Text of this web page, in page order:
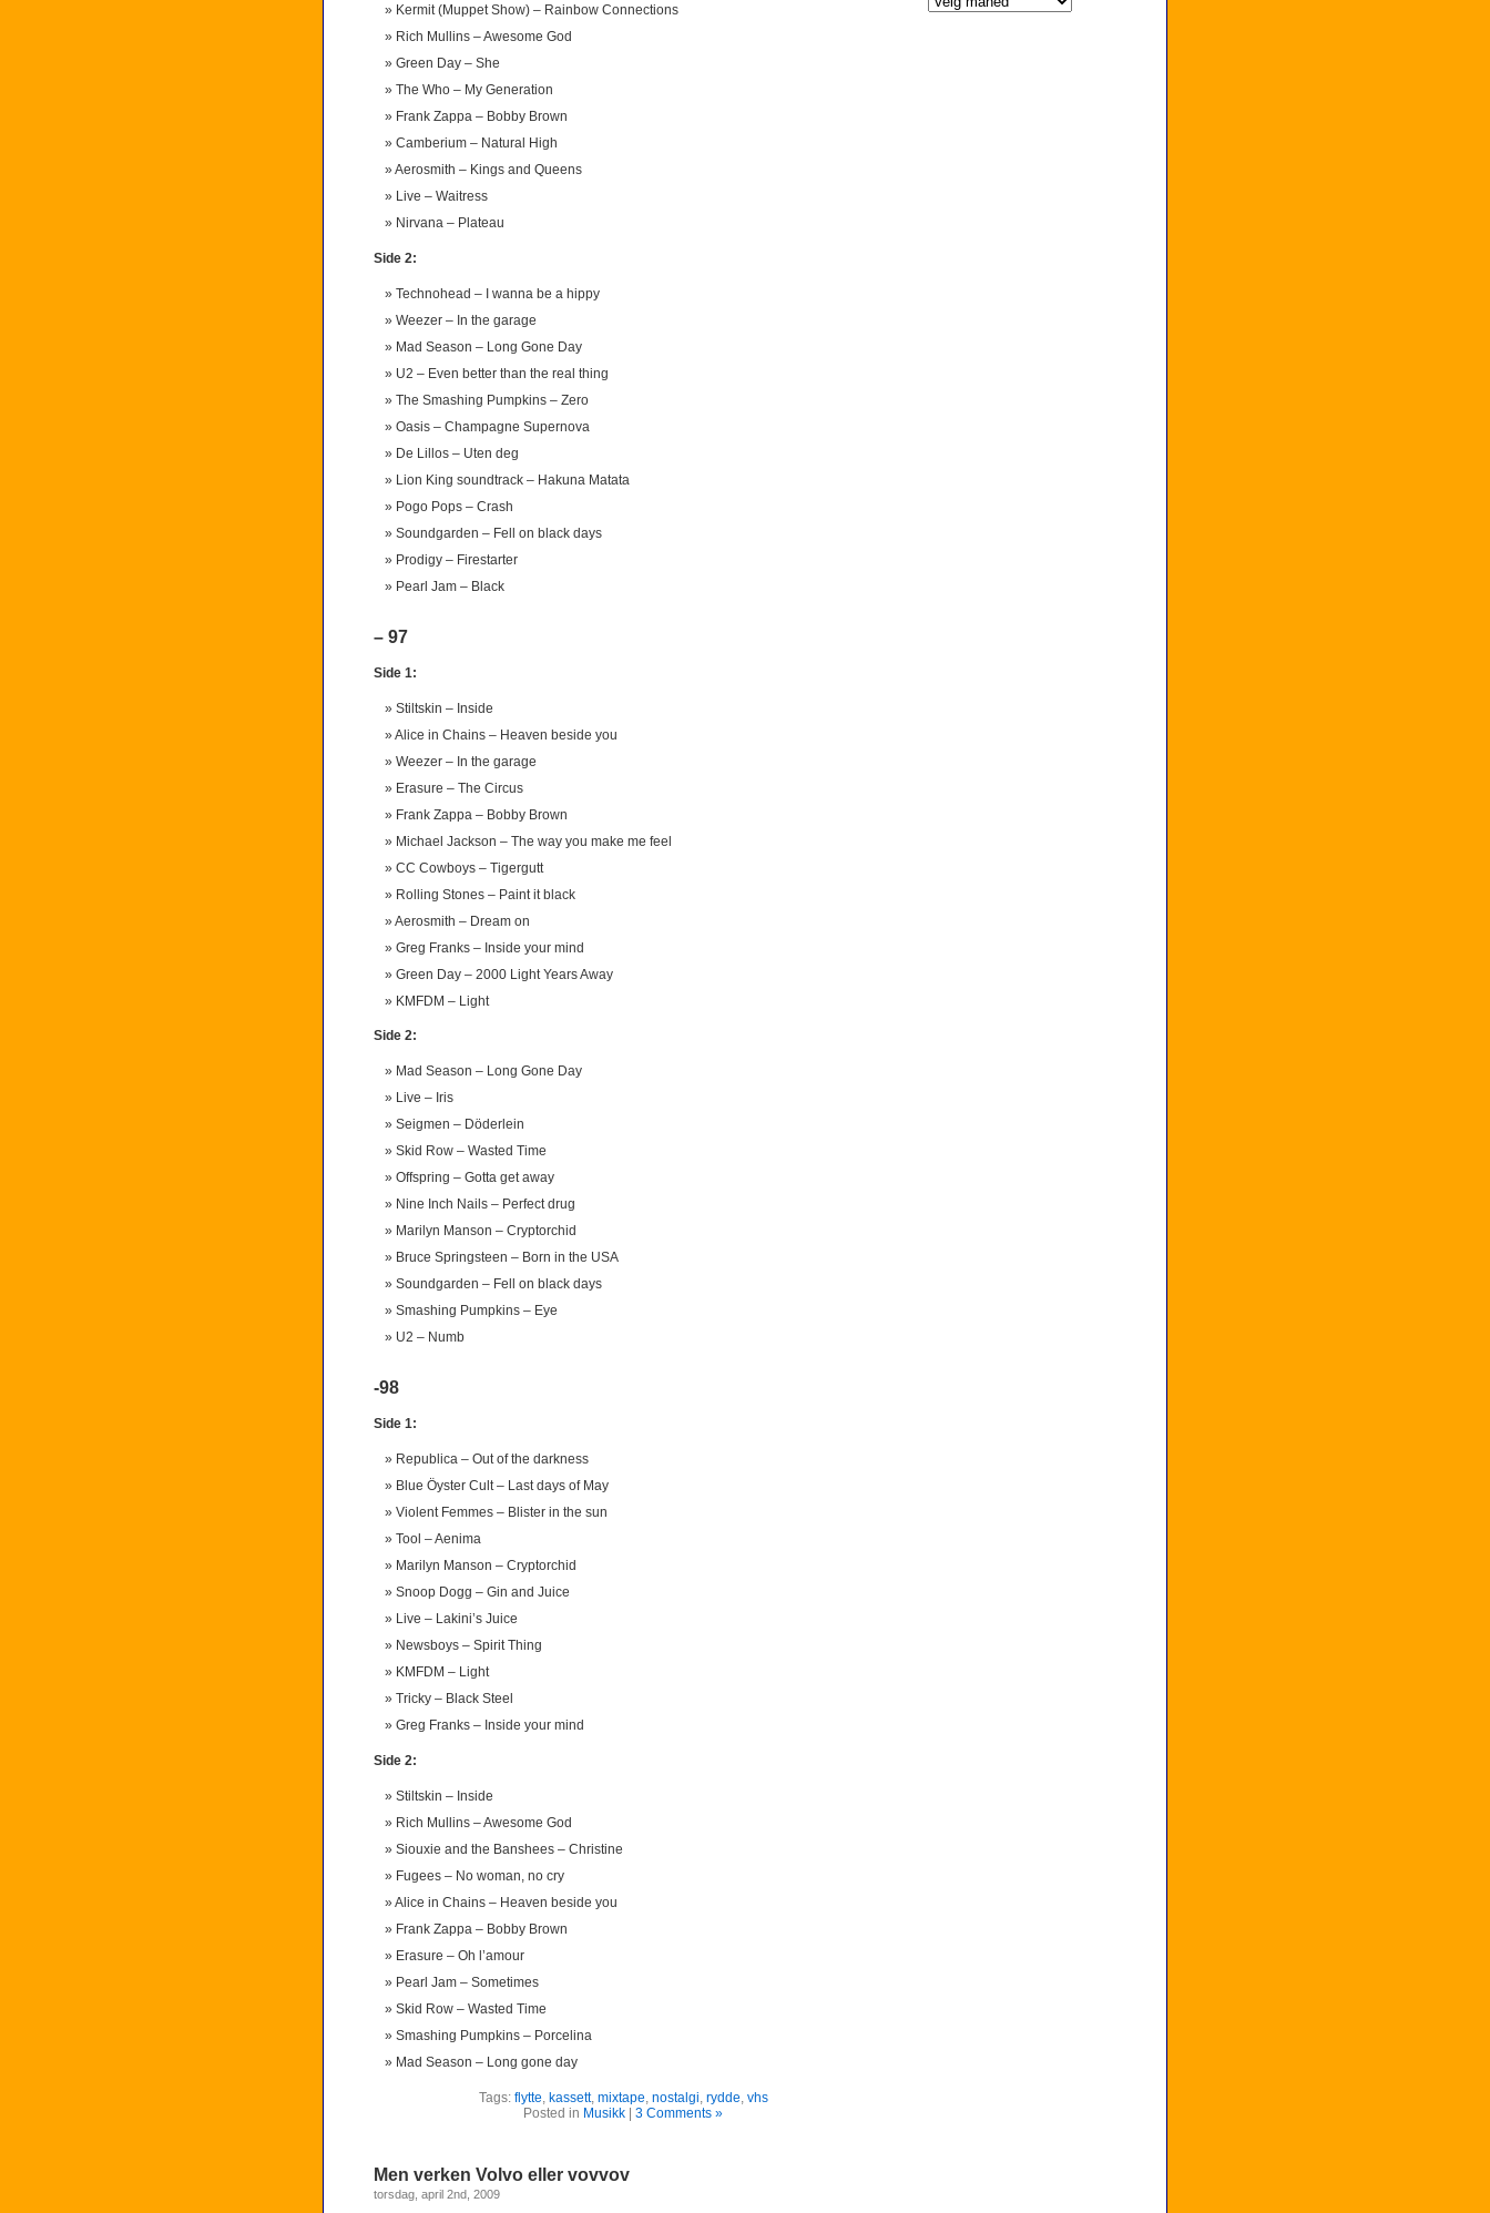
Kermit (Muppet Show) – Rainbow Connections
Rich Mullins – Awesome God
Green Day – She
The Who – My Generation
Frank Zappa – Bobby Brown
Camberium – Natural High
Aerosmith – Kings and Queens
Live – Waitress
Nirvana – Plateau
Side 2:
Technohead – I wanna be a hippy
Weezer – In the garage
Mad Season – Long Gone Day
U2 – Even better than the real thing
The Smashing Pumpkins – Zero
Oasis – Champagne Supernova
De Lillos – Uten deg
Lion King soundtrack – Hakuna Matata
Pogo Pops – Crash
Soundgarden – Fell on black days
Prodigy – Firestarter
Pearl Jam – Black
– 97
Side 1:
Stiltskin – Inside
Alice in Chains – Heaven beside you
Weezer – In the garage
Erasure – The Circus
Frank Zappa – Bobby Brown
Michael Jackson – The way you make me feel
CC Cowboys – Tigergutt
Rolling Stones – Paint it black
Aerosmith – Dream on
Greg Franks – Inside your mind
Green Day – 2000 Light Years Away
KMFDM – Light
Side 2:
Mad Season – Long Gone Day
Live – Iris
Seigmen – Döderlein
Skid Row – Wasted Time
Offspring – Gotta get away
Nine Inch Nails – Perfect drug
Marilyn Manson – Cryptorchid
Bruce Springsteen – Born in the USA
Soundgarden – Fell on black days
Smashing Pumpkins – Eye
U2 – Numb
-98
Side 1:
Republica – Out of the darkness
Blue Öyster Cult – Last days of May
Violent Femmes – Blister in the sun
Tool – Aenima
Marilyn Manson – Cryptorchid
Snoop Dogg – Gin and Juice
Live – Lakini’s Juice
Newsboys – Spirit Thing
KMFDM – Light
Tricky – Black Steel
Greg Franks – Inside your mind
Side 2:
Stiltskin – Inside
Rich Mullins – Awesome God
Siouxie and the Banshees – Christine
Fugees – No woman, no cry
Alice in Chains – Heaven beside you
Frank Zappa – Bobby Brown
Erasure – Oh l’amour
Pearl Jam – Sometimes
Skid Row – Wasted Time
Smashing Pumpkins – Porcelina
Mad Season – Long gone day
Tags: flytte, kassett, mixtape, nostalgi, rydde, vhs
Posted in Musikk 3 Comments »
Men verken Volvo eller vovvov
torsdag, april 2nd, 2009